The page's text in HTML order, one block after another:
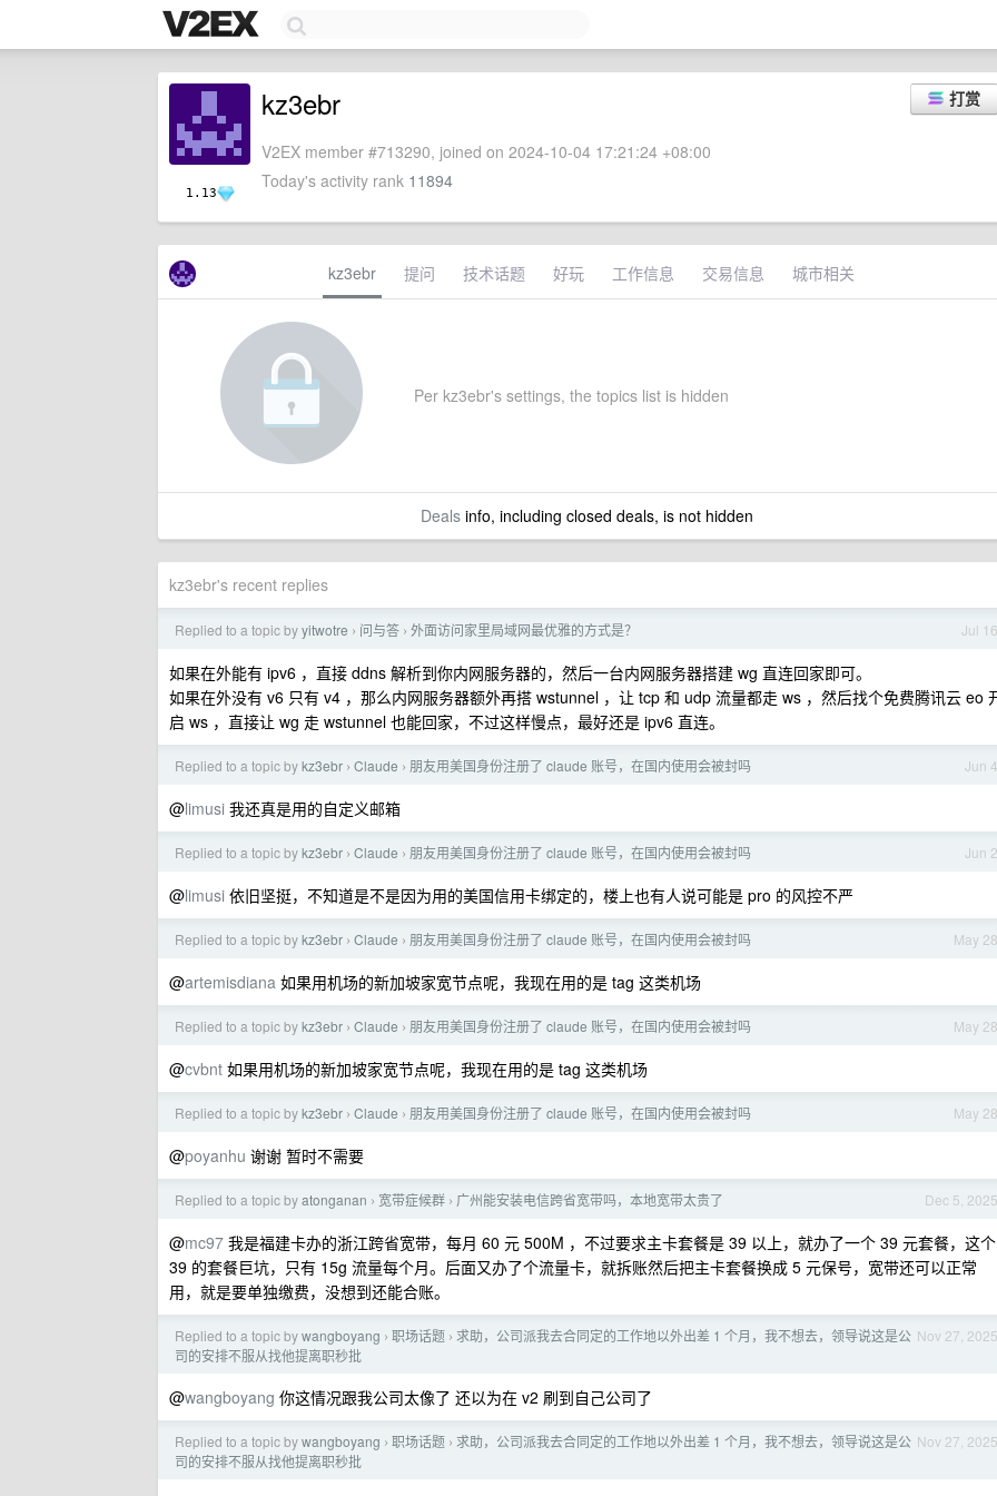
1.13
打赏
kz3ebr
V2EX member #713290, joined on 2024-10-04 17:21:24 +08:00
Today's activity rank 11894
kz3ebr 提问 技术话题 好玩 工作信息 交易信息 城市相关
Per kz3ebr's settings, the topics list is hidden
Dealsinfo, including closed deals, is not hidden
kz3ebr's recent replies
Jul 16
Replied to a topic byyitwotre › 问与答 › 外面访问家里局域网最优雅的方式是？
如果在外能有 ipv6 ，直接 ddns 解析到你内网服务器的，然后一台内网服务器搭建 wg 直连回家即可。
如果在外没有 v6 只有 v4 ，那么内网服务器额外再搭 wstunnel ，让 tcp 和 udp 流量都走 ws ，然后找个免费腾讯云 eo
启 ws ，直接让 wg 走 wstunnel 也能回家，不过这样慢点，最好还是 ipv6 直连。
Jun 4
Replied to a topic bykz3ebr › Claude › 朋友用美国身份注册了 claude 账号，在国内使用会被封吗
@limusi 我还真是用的自定义邮箱
Jun 2
Replied to a topic bykz3ebr › Claude › 朋友用美国身份注册了 claude 账号，在国内使用会被封吗
@limusi 依旧坚挺，不知道是不是因为用的美国信用卡绑定的，楼上也有人说可能是 pro 的风控不严
May 28
Replied to a topic bykz3ebr › Claude › 朋友用美国身份注册了 claude 账号，在国内使用会被封吗
@artemisdiana 如果用机场的新加坡家宽节点呢，我现在用的是 tag 这类机场
May 28
Replied to a topic bykz3ebr › Claude › 朋友用美国身份注册了 claude 账号，在国内使用会被封吗
@cvbnt 如果用机场的新加坡家宽节点呢，我现在用的是 tag 这类机场
May 28
Replied to a topic bykz3ebr › Claude › 朋友用美国身份注册了 claude 账号，在国内使用会被封吗
@poyanhu 谢谢 暂时不需要
Dec 5, 2025
Replied to a topic byatonganan › 宽带症候群 › 广州能安装电信跨省宽带吗，本地宽带太贵了
@mc97 我是福建卡办的浙江跨省宽带，每月 60 元 500M ，不过要求主卡套餐是 39 以上，就办了一个 39 元套餐，这个
39 的套餐巨坑，只有 15g 流量每个月。后面又办了个流量卡，就拆账然后把主卡套餐换成 5 元保号，宽带还可以正常
用，就是要单独缴费，没想到还能合账。
Nov 27, 2025
Replied to a topic bywangboyang › 职场话题 › 求助，公司派我去合同定的工作地以外出差 1 个月，我不想去，领导说这是公
司的安排不服从找他提离职秒批
@wangboyang 你这情况跟我公司太像了 还以为在 v2 刷到自己公司了
Nov 27, 2025
Replied to a topic bywangboyang › 职场话题 › 求助，公司派我去合同定的工作地以外出差 1 个月，我不想去，领导说这是公
司的安排不服从找他提离职秒批